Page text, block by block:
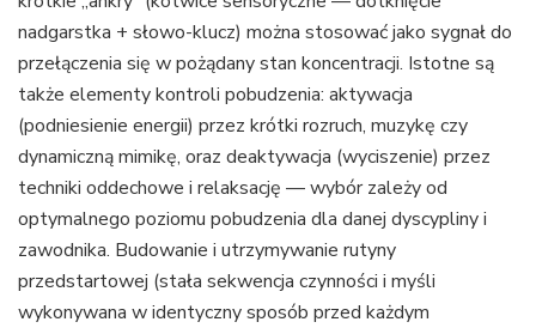
nadgarstka + słowo-klucz) można stosować jako sygnał do
przełączenia się w pożądany stan koncentracji. Istotne są
także elementy kontroli pobudzenia: aktywacja
(podniesienie energii) przez krótki rozruch, muzykę czy
dynamiczną mimikę, oraz deaktywacja (wyciszenie) przez
techniki oddechowe i relaksację — wybór zależy od
optymalnego poziomu pobudzenia dla danej dyscypliny i
zawodnika. Budowanie i utrzymywanie rutyny
przedstartowej (stała sekwencja czynności i myśli
wykonywana w identyczny sposób przed każdym